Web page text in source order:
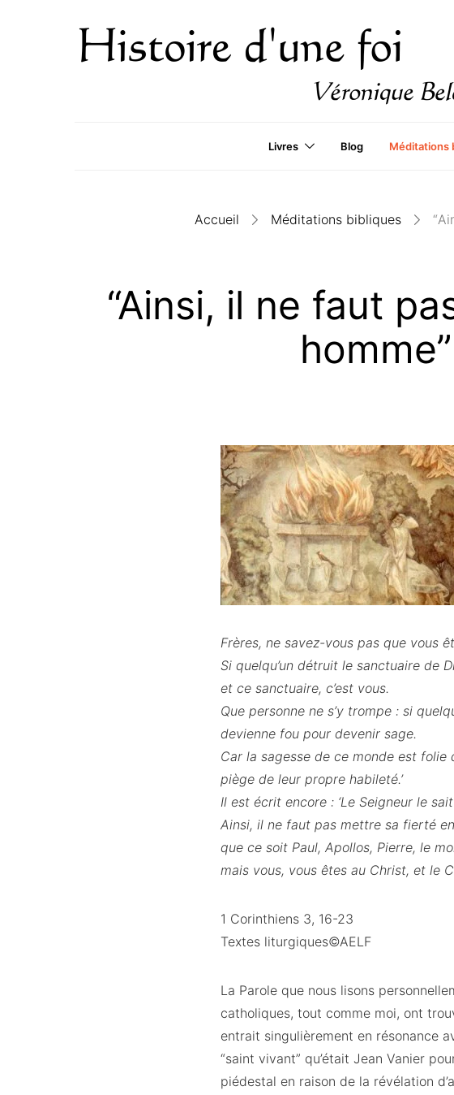
Livres Blog Méditations
Accueil Méditations bibliques
“Ainsi, il ne faut
Frères, ne savez-vous pas que vous
Si quelqu’un détruit le sanctuaire de
et ce sanctuaire, c’est vous.
Que personne ne s’y trompe : si
devienne fou pour devenir sage.
Car la sagesse de ce monde est folie
piège de leur propre habileté.’
Il est écrit encore : ‘Le Seigneur le
Ainsi, il ne faut pas mettre sa fierté
que ce soit Paul, Apollos, Pierre, le
mais vous, vous êtes au Christ, et le
1 Corinthiens 3, 16-23
Textes liturgiques©AELF
La Parole que nous lisons
catholiques, tout comme moi, ont
entrait singulièrement en résonance
“saint vivant” qu’était Jean Vanier
piédestal en raison de la révélation